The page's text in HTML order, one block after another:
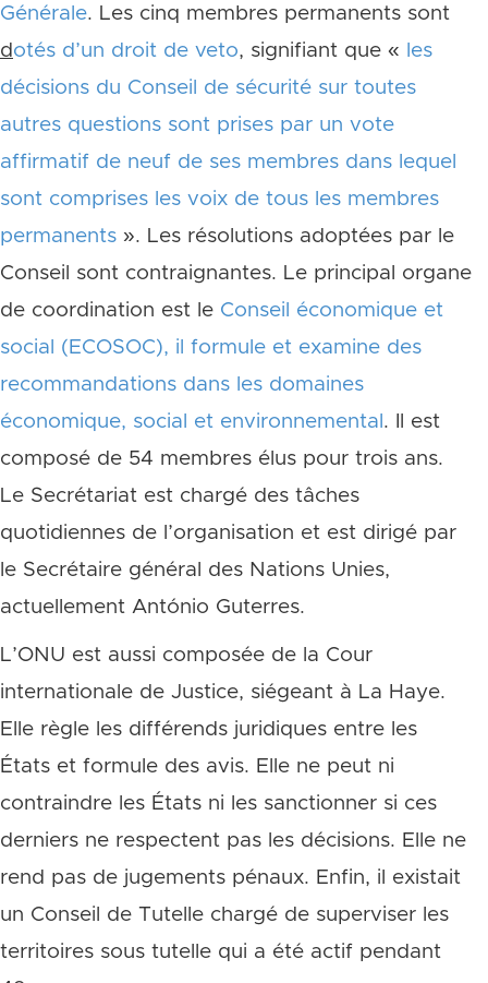
Générale. Les cinq membres permanents sont
d otés d’un droit de veto, signifiant que «
les
décisions du Conseil de sécurité sur toutes
autres questions sont prises par un vote
affirmatif de neuf de ses membres dans lequel
sont comprises les voix de tous les membres
permanents ». Les résolutions adoptées par le
Conseil sont contraignantes. Le principal organe
de coordination est le Conseil économique et
social (ECOSOC), il formule et examine des
recommandations dans les domaines
économique, social et environnemental . Il est
composé de 54 membres élus pour trois ans.
Le Secrétariat est chargé des tâches
quotidiennes de l’organisation et est dirigé par
le Secrétaire général des Nations Unies,
actuellement António Guterres.
L’ONU est aussi composée de la Cour
internationale de Justice, siégeant à La Haye.
Elle règle les différends juridiques entre les
États et formule des avis. Elle ne peut ni
contraindre les États ni les sanctionner si ces
derniers ne respectent pas les décisions. Elle ne
rend pas de jugements pénaux. Enfin, il existait
un Conseil de Tutelle chargé de superviser les
territoires sous tutelle qui a été actif pendant